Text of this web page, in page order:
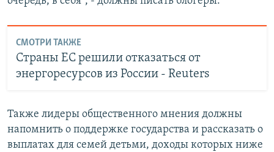
СМОТРИ ТАКЖЕ
Страны ЕС решили отказаться от
энергоресурсов из России - Reuters
Также лидеры общественного мнения должны
напомнить о поддержке государства и рассказать о
выплатах для семей детьми, доходы которых ниже